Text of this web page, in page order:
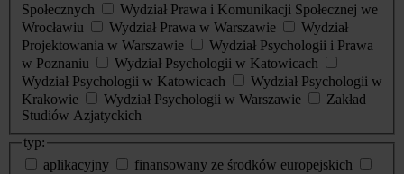
Społecznych
Wydział Prawa i Komunikacji Społecznej we
Wrocławiu
Wydział Prawa w Warszawie
Wydział
Projektowania w Warszawie
Wydział Psychologii i Prawa
w Poznaniu
Wydział Psychologii w Katowicach
Wydział Psychologii w Katowicach
Wydział Psychologii w
Krakowie
Wydział Psychologii w Warszawie
Zakład
Studiów Azjatyckich
typ:
aplikacyjny
finansowany ze środków europejskich